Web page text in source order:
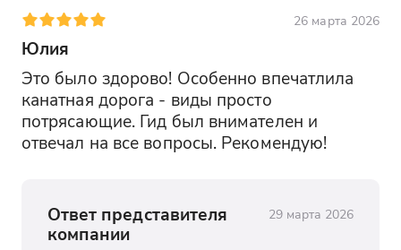
26 марта 2026
Юлия
Это было здорово! Особенно впечатлила
канатная дорога - виды просто
потрясающие. Гид был внимателен и
отвечал на все вопросы. Рекомендую!
Ответ представителя
компании
29 марта 2026